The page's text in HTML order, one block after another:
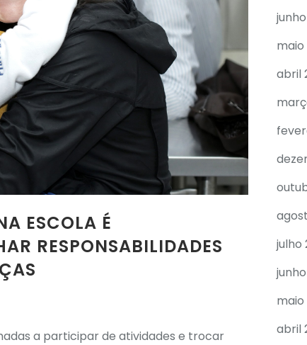
ESCOLA É
RESPONSABILIDADES
a participar de atividades e trocar
maio
abril
julho
maio
abril